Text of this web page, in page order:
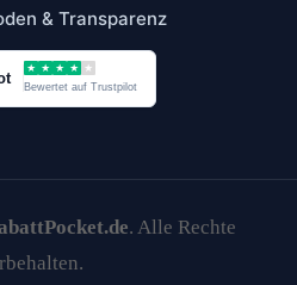
& Transparenz
★ ★ ★ ★ ★
Bewertet auf Trustpilot
. Alle Rechte